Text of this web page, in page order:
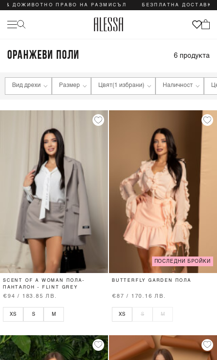
& ДОЖИВОТНО ПРАВО НА РАЗМИСЪЛ БЕЗПЛАТНА
ОРАНЖЕВИ ПОЛИ 6продукта
Вид дрехи Размер Цвят(1 избрани) Наличност
SCENT OF A WOMAN ПОЛА-
ПАНТАЛОН - FLINT GREY
€94 / 183.85 ЛВ.
XS S M
ПОСЛЕДНИ БРОЙКИ
BUTTERFLY GARDEN ПОЛА
€87 / 170.16 ЛВ.
XS S M